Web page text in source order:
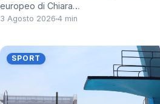
europeo di Chiara…
3 Agosto 2026 4 min
SPORT